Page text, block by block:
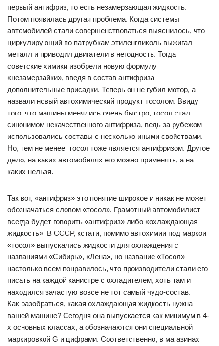
первый антифриз, то есть незамерзающая жидкость.
Потом появилась другая проблема. Когда системы
автомобилей стали совершенствоваться выяснилось, что
циркулирующий по патрубкам этиленгликоль выжигал
металл и приводил двигатели в негодность. Тогда
советские химики изобрели новую формулу
«незамерзайки», введя в состав антифриза
дополнительные присадки. Теперь он не губил мотор, а
назвали новый автохимический продукт тосолом. Ввиду
того, что машины менялись очень быстро, тосол стал
синонимом некачественного антифриза, ведь за рубежом
использовались составы с несколько иными свойствами.
Но, тем не менее, тосол тоже является антифризом. Другое
дело, на каких автомобилях его можно применять, а на
каких нельзя.
Так вот, «антифриз» это понятие широкое и никак не может
обозначаться словом «тосол». Грамотный автомобилист
всегда будет говорить «антифриз» либо «охлаждающая
жидкость». В СССР, кстати, помимо автохимии под маркой
«тосол» выпускались жидкости для охлаждения с
названиями «Сибирь», «Лена», но название «Тосол»
настолько всем понравилось, что производители стали его
писать на каждой канистре с охладителем, хоть там и
находился зачастую вовсе не тот самый чудо-состав.
Как разобраться, какая охлаждающая жидкость нужна
вашей машине? Сегодня она выпускается как минимум в 4-
х основных классах, а обозначаются они специальной
маркировкой G и цифрами. Соответственно, в магазинах